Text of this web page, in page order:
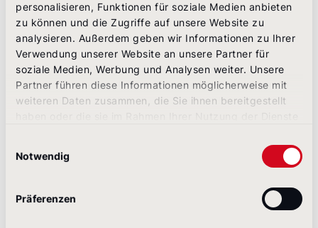
personalisieren, Funktionen für soziale Medien anbieten
zu können und die Zugriffe auf unsere Website zu
analysieren. Außerdem geben wir Informationen zu Ihrer
Verwendung unserer Website an unsere Partner für
soziale Medien, Werbung und Analysen weiter. Unsere
Partner führen diese Informationen möglicherweise mit
weiteren Daten zusammen, die Sie ihnen bereitgestellt
Notwendig
Präferenzen
Welche Inhaltstypen sollten
markiert werden?
Wie bereits erwähnt, gibt es bei schema.org rund
600 vordefinierte Inhaltstypen. Zu den wichtigsten
gehören solche wie Unternehmensname, Adresse,
helfen beispielsweise Zuordnungen für Produkte,
diese samt Bewertung und Beschreibung anzeigen
Unternehmen relevant sind, kann mittels einer
Content-Analyse herausgefiltert und anschließend